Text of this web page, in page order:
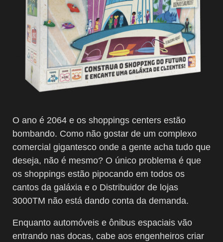
O ano é 2064 e os shoppings centers estão
bombando. Como não gostar de um complexo
comercial gigantesco onde a gente acha tudo que
deseja, não é mesmo? O único problema é que
os shoppings estão pipocando em todos os
cantos da galáxia e o Distribuidor de lojas
3000TM não está dando conta da demanda.​
Enquanto automóveis e ônibus espaciais vão
entrando nas docas, cabe aos engenheiros criar